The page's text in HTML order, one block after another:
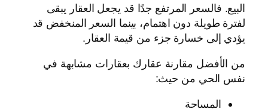
البيع. فالسعر المرتفع جدًا قد يجعل العقار يبقى
لفترة طويلة دون اهتمام، بينما السعر المنخفض قد
يؤدي إلى خسارة جزء من قيمة العقار.
من الأفضل مقارنة عقارك بعقارات مشابهة في
نفس الحي من حيث:
المساحة